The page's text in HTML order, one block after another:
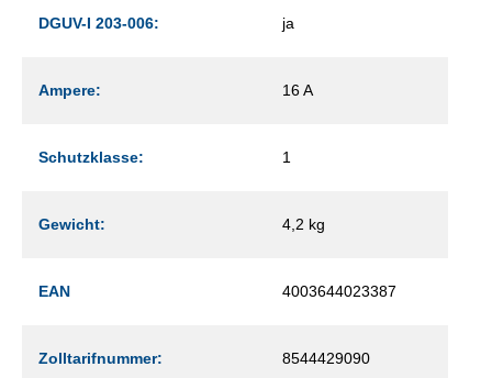
DGUV-I 203-006: ja
Ampere: 16 A
Schutzklasse: 1
Gewicht: 4,2 kg
EAN 4003644023387
Zolltarifnummer: 8544429090